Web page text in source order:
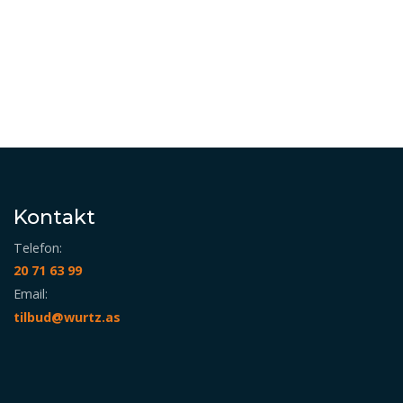
Kontakt
Telefon:
20 71 63 99
Email:
tilbud@wurtz.as